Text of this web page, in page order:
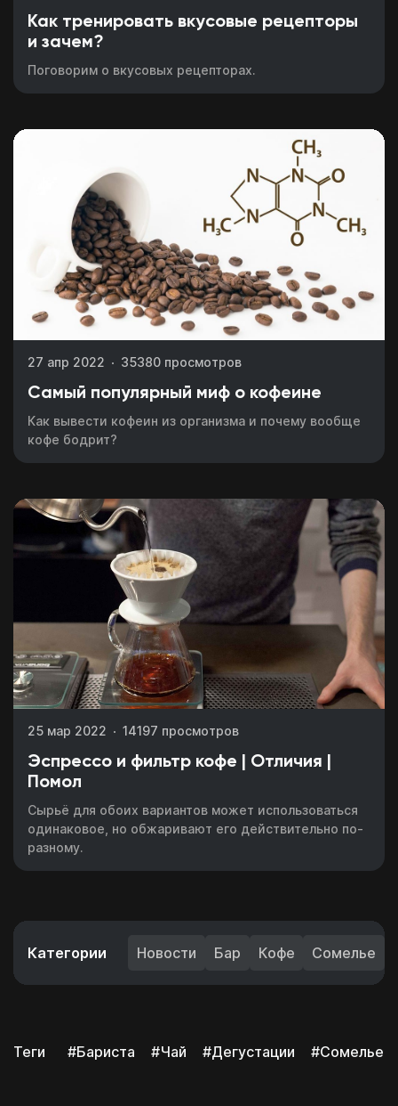
Как тренировать вкусовые рецепторы
и зачем?
Поговорим о вкусовых рецепторах.
27 апр 2022 35380 просмотров
Самый популярный миф о кофеине
Как вывести кофеин из организма и почему вообще
кофе бодрит?
25 мар 2022 14197 просмотров
Эспрессо и фильтр кофе | Отличия |
Помол
Сырьё для обоих вариантов может использоваться
одинаковое, но обжаривают его действительно по-
разному.
Категории Новости Бар Кофе Сомелье
Теги #Бариста #Чай #Дегустации #Сомелье